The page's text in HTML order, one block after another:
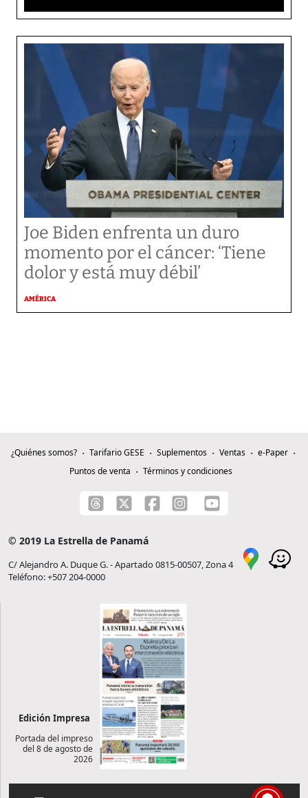
Joe Biden enfrenta un duro
momento por el cáncer: ‘Tiene
dolor y está muy débil’
AMÉRICA
¿Quiénes somos? Tarifario GESE Suplementos Ventas
e-Paper
Puntos de venta
Términos y condiciones
© 2019 La Estrella de Panamá
C/ Alejandro A. Duque G. - Apartado 0815-00507, Zona 4
Teléfono: +507 204-0000
Edición Impresa
Portada del impreso
del 8 de agosto de
2026